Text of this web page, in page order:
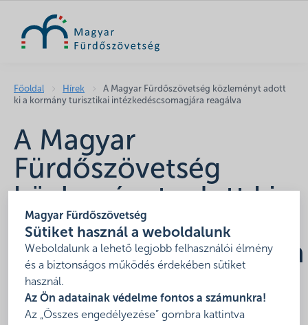
Magyar Fürdőszövetség
Sütiket használ a weboldalunk
Weboldalunk a lehető legjobb felhasználói élmény
és a biztonságos működés érdekében sütiket
használ.
Az Ön adatainak védelme fontos a számunkra!
Az „Összes engedélyezése” gombra kattintva
Főoldal Hírek
A Magyar Fürdőszövetség közleményt adott
ki a kormány turisztikai intézkedéscsomagjára reagálva
A Magyar
Fürdőszövetség
közleményt adott ki
a kormány turisztikai
intézkedéscsomagjára
reagálva
2022. november 21.